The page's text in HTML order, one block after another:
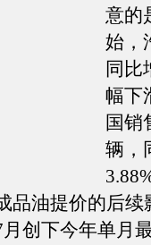
意的
始，
同比
幅下
国销
辆，
品油提价的后续
创下今年单月